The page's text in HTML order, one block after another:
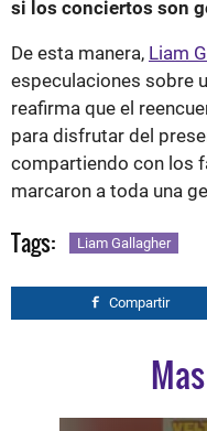
si los conciertos son
De esta manera, Liam
especulaciones sobre
reafirma que el
para disfrutar del
compartiendo con los
marcaron a toda una
Tags: Liam Gallagher
Compartir